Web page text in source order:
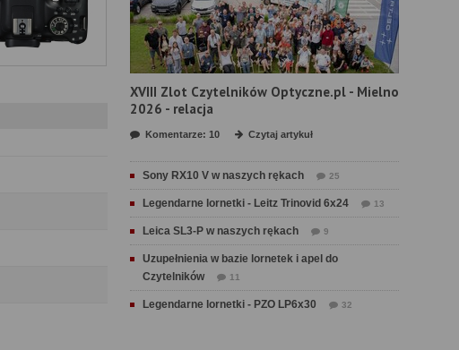
XVIII Zlot Czytelników Optyczne.pl - Mielno
2026 - relacja
Komentarze: 10 Czytaj artykuł
Sony RX10 V w naszych rękach 25
Legendarne lornetki - Leitz Trinovid 6x24 13
Leica SL3-P w naszych rękach 9
Uzupełnienia w bazie lornetek i apel do
Czytelników
11
Legendarne lornetki - PZO LP6x30 32